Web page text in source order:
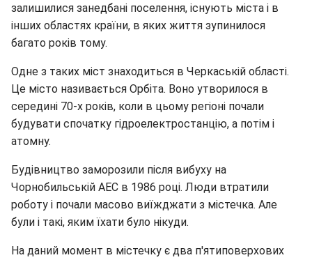
залишилися занедбані поселення, існують міста і в
інших областях країни, в яких життя зупинилося
багато років тому.
Одне з таких міст знаходиться в Черкаській області.
Це місто називається Орбіта. Воно утворилося в
середині 70-х років, коли в цьому регіоні почали
будувати спочатку гідроелектростанцію, а потім і
атомну.
Будівництво заморозили після вибуху на
Чорнобильській АЕС в 1986 році. Люди втратили
роботу і почали масово виїжджати з містечка. Але
були і такі, яким їхати було нікуди.
На даний момент в містечку є два п'ятиповерхових